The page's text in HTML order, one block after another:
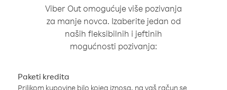
Viber Out omogućuje više pozivanja
za manje novca. Izaberite jedan od
naših fleksibilnih i jeftinih
mogućnosti pozivanja:
Paketi kredita
Prilikom kupovine bilo kojeg iznosa, na vaš račun se